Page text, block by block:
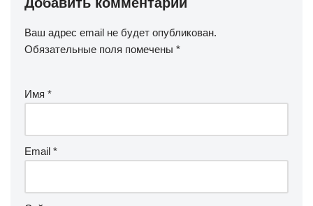
Ваш адрес email не будет опубликован.
Обязательные поля помечены *
Имя *
Email *